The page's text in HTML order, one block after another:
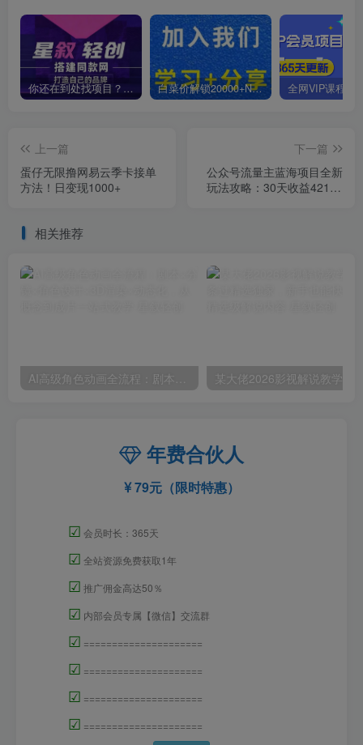
你还在到处找项目？还在当韭菜？我靠卖项目一个月收入5万+，曾经我也是个失败者。 白菜价解锁20000+N个赚钱机会，加入星叙轻创会员，全站资源免费学习。
上一篇
蛋仔无限撸网易云季卡接单
方法！日变现1000+
下一篇
公众号流量主蓝海项目全新
玩法攻略：30天收益42174
相关推荐
AI高级角色动画全流程：剧本×分镜×角色设计×3D渲染×动态化，从概念到成片一站式教学
年费合伙人
79元（限时特惠）
☑ 会员时长：365天
☑ 全站资源免费获取1年
☑ 推广佣金高达50％
☑ 内部会员专属【微信】交流群
☑ =====================
☑ =====================
☑ =====================
☑ =====================